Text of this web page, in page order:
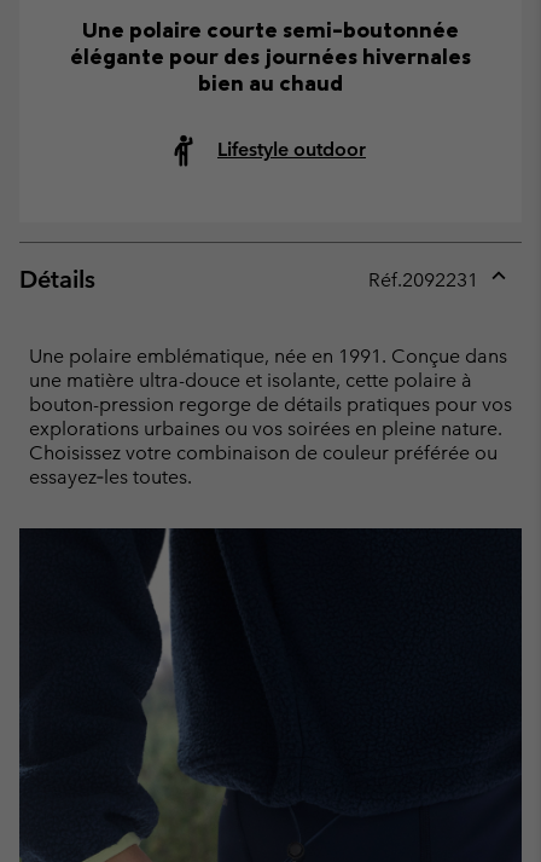
Une polaire courte semi-boutonnée
élégante pour des journées hivernales
bien au chaud
Lifestyle outdoor
Détails Réf.2092231
Une polaire emblématique, née en 1991. Conçue dans
une matière ultra-douce et isolante, cette polaire à
bouton-pression regorge de détails pratiques pour vos
explorations urbaines ou vos soirées en pleine nature.
Choisissez votre combinaison de couleur préférée ou
essayez‑les toutes.